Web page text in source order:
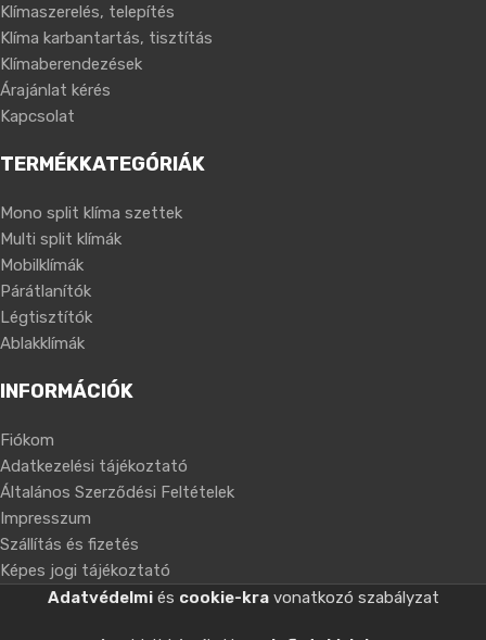
Klímaszerelés, telepítés
Klíma karbantartás, tisztítás
Klímaberendezések
Árajánlat kérés
Kapcsolat
TERMÉKKATEGÓRIÁK
Mono split klíma szettek
Multi split klímák
Mobilklímák
Párátlanítók
Légtisztítók
Ablakklímák
INFORMÁCIÓK
Fiókom
Adatkezelési tájékoztató
Általános Szerződési Feltételek
Impresszum
Szállítás és fizetés
Képes jogi tájékoztató
Adatvédelmiés cookie-kravonatkozó szabályzat